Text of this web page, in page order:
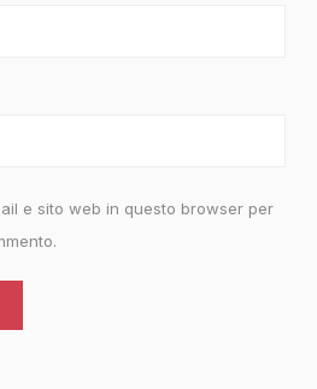
e sito web in questo browser per